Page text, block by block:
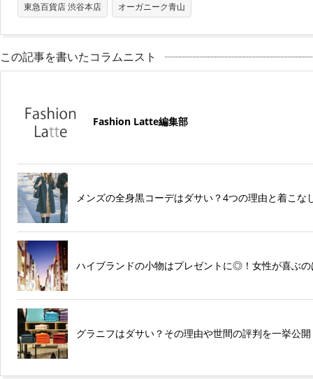
東急百貨店 渋谷本店 オーガニーク青山
この記事を書いたコラムニスト
Fashion Latte編集部
メンズの全身黒コーデはダサい？4つの理由と着こな
ハイブランドの小物はプレゼントに◎！女性が喜ぶ
グラニフはダサい？その理由や世間の評判を一挙公開